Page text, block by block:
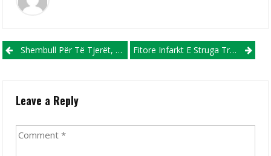
Post navigation
Shembull Për Të Tjerët, Presidentët E Dy Klubeve Shqiptare, Qyra Dhe Useini Pas Ndeshjes Darkojnë Bashkë Fitore Infarkt E Struga Trim Lum, Vardari Humb Në Kratovë Dhe Mban Fenerin (VIDEO)
Leave a Reply